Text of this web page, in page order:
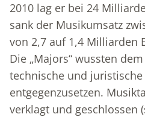
2010 lag er bei 24
sank der Musikumsatz
von 2,7 auf 1,4 Milliarden
Die „Majors“ wussten
technische und
entgegenzusetzen.
verklagt und geschlossen